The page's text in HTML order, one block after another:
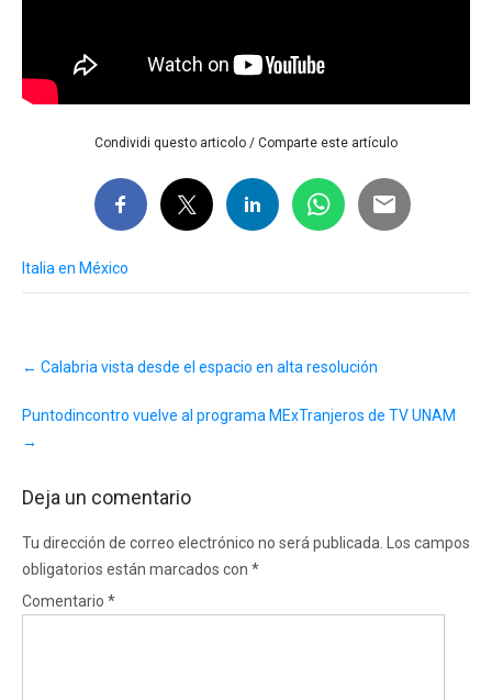
Condividi questo articolo / Comparte este artículo
Italia en México
navigation
← Calabria vista desde el espacio en alta resolución
Puntodincontro vuelve al programa MExTranjeros de TV UNAM
→
Deja un comentario
Tu dirección de correo electrónico no será publicada.
Los campos
obligatorios están marcados con *
Comentario *